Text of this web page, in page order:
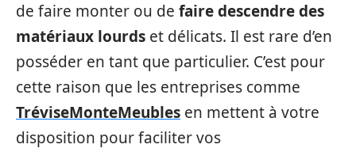
de faire monter ou de faire descendre des
matériaux lourds et délicats. Il est rare d’en
posséder en tant que particulier. C’est pour
cette raison que les entreprises comme
TréviseMonteMeubles en mettent à votre
disposition pour faciliter vos